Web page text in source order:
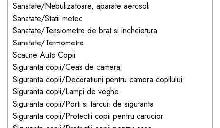
Sanatate/Nebulizatoare, aparate aerosoli
Sanatate/Statii meteo
Sanatate/Tensiometre de brat si incheietura
Sanatate/Termometre
Scaune Auto Copii
Siguranta copii/Ceas de camera
Siguranta copii/Decoratiuni pentru camera copilului
Siguranta copii/Lampi de veghe
Siguranta copii/Porti si tarcuri de siguranta
Siguranta copii/Protectii copii pentru carucior